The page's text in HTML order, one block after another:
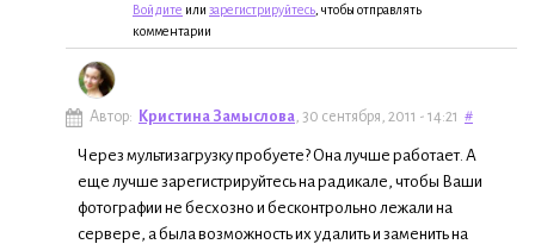
Войдите или зарегистрируйтесь , чтобы отправлять
комментарии
Автор: Кристина Замыслова, 30 сентября, 2011 - 14:21 #
Через мультизагрузку пробуете? Она лучше работает. А
еще лучше зарегистрируйтесь на радикале, чтобы Ваши
фотографии не бесхозно и бесконтрольно лежали на
сервере, а была возможность их удалить и заменить на